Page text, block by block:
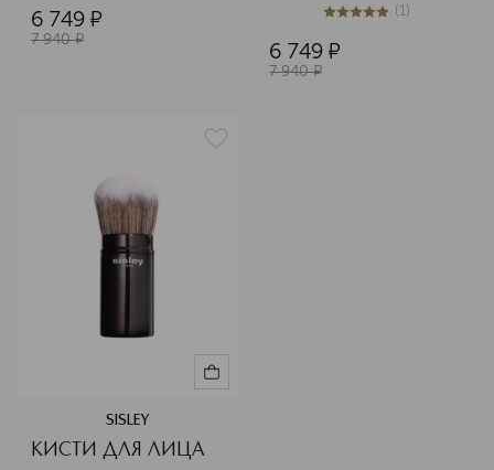
6 749 ¤
7 940 ¤
5из 51 (1)
6 749 ¤
7 940 ¤
SISLEY
КИСТИ ДЛЯ ЛИЦА